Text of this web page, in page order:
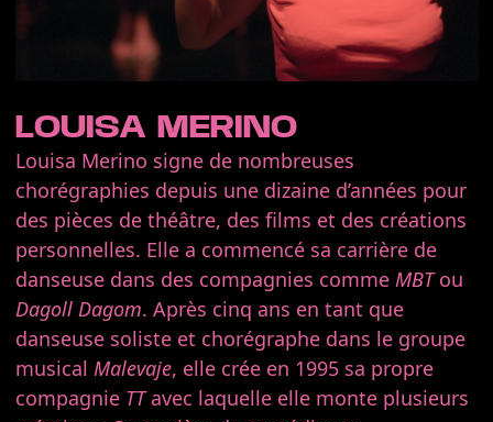
LOUISA MERINO
Louisa Merino signe de nombreuses
chorégraphies depuis une dizaine d’années pour
des pièces de théâtre, des films et des créations
personnelles. Elle a commencé sa carrière de
danseuse dans des compagnies comme MBTou
Dagoll Dagom. Après cinq ans en tant que
danseuse soliste et chorégraphe dans le groupe
musical Malevaje, elle crée en 1995 sa propre
compagnie TTavec laquelle elle monte plusieurs